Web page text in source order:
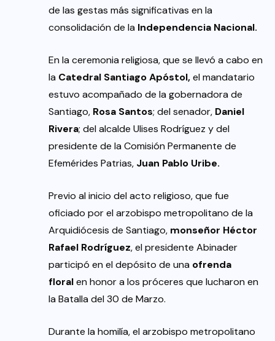
de las gestas más significativas en la
consolidación de la Independencia Nacional.
En la ceremonia religiosa, que se llevó a cabo en
la Catedral Santiago Apóstol,el mandatario
estuvo acompañado de la gobernadora de
Santiago, Rosa Santos; del senador, Daniel
Rivera; del alcalde Ulises Rodríguez y del
presidente de la Comisión Permanente de
Efemérides Patrias, Juan Pablo Uribe.
Previo al inicio del acto religioso, que fue
oficiado por el arzobispo metropolitano de la
Arquidiócesis de Santiago, monseñor Héctor
Rafael Rodríguez, el presidente Abinader
participó en el depósito de una ofrenda
floralen honor a los próceres que lucharon en
la Batalla del 30 de Marzo.
Durante la homilía, el arzobispo metropolitano